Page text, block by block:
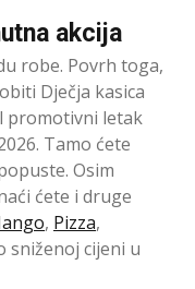
akcija
robe. Povrh toga,
Dječja kasica
promotivni letak
Tamo ćete
Osim
ćete i druge
, Pizza,
sniženoj cijeni u